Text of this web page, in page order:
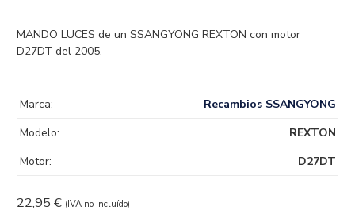
MANDO LUCES de un SSANGYONG REXTON con motor
D27DT del 2005.
22,95 € (IVA no incluído)
Marca:
Recambios SSANGYONG
Modelo:
REXTON
Motor:
D27DT